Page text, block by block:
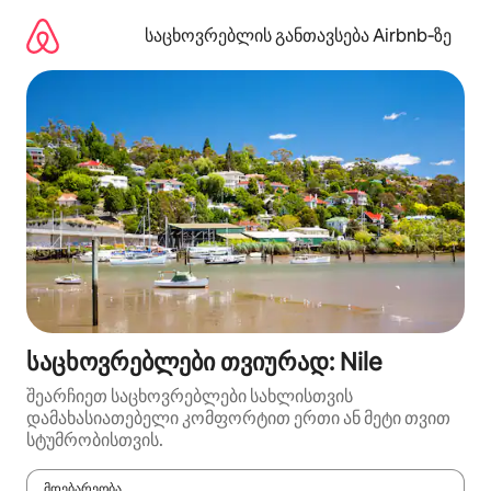
გადასვლა
საცხოვრებლის განთავსება Airbnb‑ზე
საცხოვრებლები თვიურად: Nile
შეარჩიეთ საცხოვრებლები სახლისთვის
დამახასიათებელი კომფორტით ერთი ან მეტი თვით
სტუმრობისთვის.